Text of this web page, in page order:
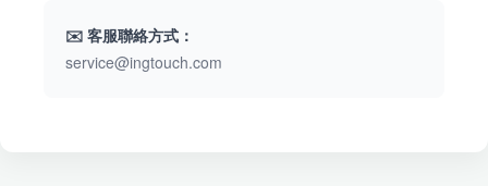
✉️ 客服聯絡方式：
service@ingtouch.com